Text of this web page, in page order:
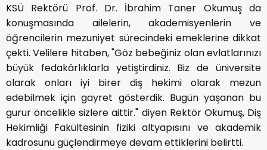
KSÜ Rektörü Prof. Dr. İbrahim Taner Okumuş da
konuşmasında ailelerin, akademisyenlerin ve
öğrencilerin mezuniyet sürecindeki emeklerine dikkat
çekti. Velilere hitaben, "Göz bebeğiniz olan evlatlarınızı
büyük fedakârlıklarla yetiştirdiniz. Biz de üniversite
olarak onları iyi birer diş hekimi olarak mezun
edebilmek için gayret gösterdik. Bugün yaşanan bu
gurur öncelikle sizlere aittir." diyen Rektör Okumuş, Diş
Hekimliği Fakültesinin fiziki altyapısını ve akademik
kadrosunu güçlendirmeye devam ettiklerini belirtti.